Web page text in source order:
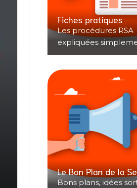
Fiches pratiques
Les procédures RSA
expliquées
Le Bon Plan de la
Bons plans, idées